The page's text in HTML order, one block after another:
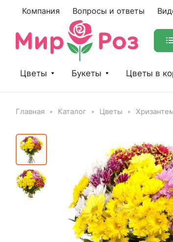
Компания Вопросы и ответы
Цветы Букеты Цветы в
Главная Каталог Цветы